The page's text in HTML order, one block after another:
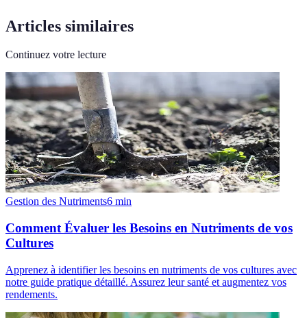
Articles similaires
Continuez votre lecture
Gestion des Nutriments6 min
Comment Évaluer les Besoins en Nutriments de vos
Cultures
Apprenez à identifier les besoins en nutriments de vos cultures avec
notre guide pratique détaillé. Assurez leur santé et augmentez vos
rendements.